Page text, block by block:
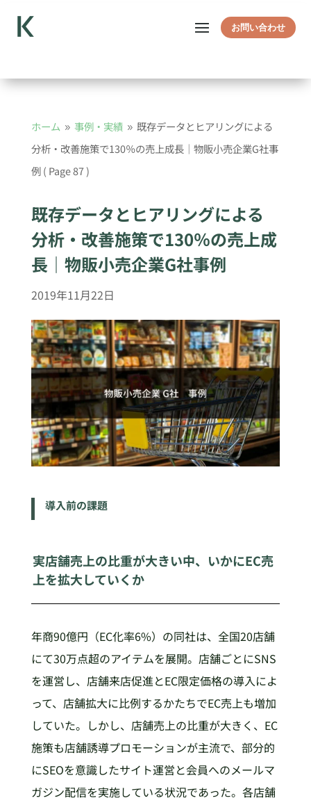
お問い合わせ
ホーム 9 事例・実績 9 既存データとヒアリングによる
分析・改善施策で130％の売上成長｜物販小売企業G社事
例( Page 87 )
既存データとヒアリングによる
分析・改善施策で130％の売上成
長｜物販小売企業G社事例
2019年11月22日
導入前の課題
実店舗売上の比重が大きい中、いかにEC売
上を拡大していくか
年商90億円（EC化率6%）の同社は、全国20店舗
にて30万点超のアイテムを展開。店舗ごとにSNS
を運営し、店舗来店促進とEC限定価格の導入によ
って、店舗拡大に比例するかたちでEC売上も増加
していた。しかし、店舗売上の比重が大きく、EC
施策も店舗誘導プロモーションが主流で、部分的
にSEOを意識したサイト運営と会員へのメールマ
ガジン配信を実施している状況であった。各店舗